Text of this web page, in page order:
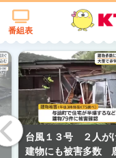
番組表
台風１３号 ２人が
建物にも被害多数